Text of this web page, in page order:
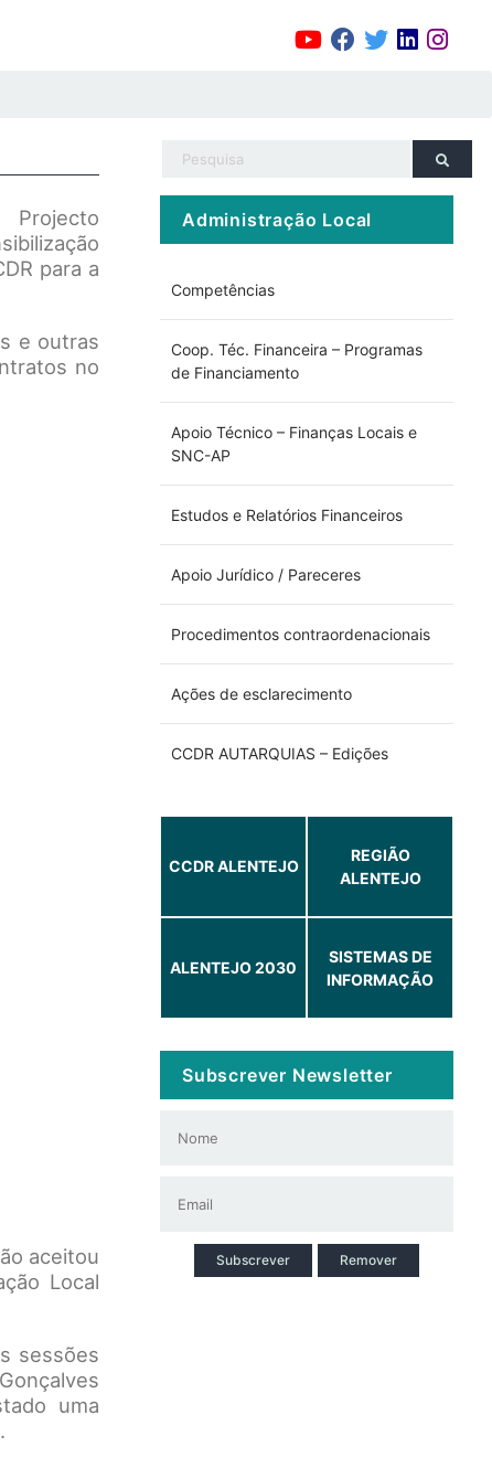
para a
e outras
no
aceitou
Local
sessões
uma
Administração Local
Competências
Coop. Téc. Financeira – Programas
de Financiamento
Apoio Técnico – Finanças Locais e
SNC-AP
Estudos e Relatórios Financeiros
Apoio Jurídico / Pareceres
Procedimentos contraordenacionais
Ações de esclarecimento
CCDR AUTARQUIAS – Edições
CCDR ALENTEJO
REGIÃO
ALENTEJO
ALENTEJO 2030
SISTEMAS DE
INFORMAÇÃO
Subscrever Newsletter
Subscrever Remover